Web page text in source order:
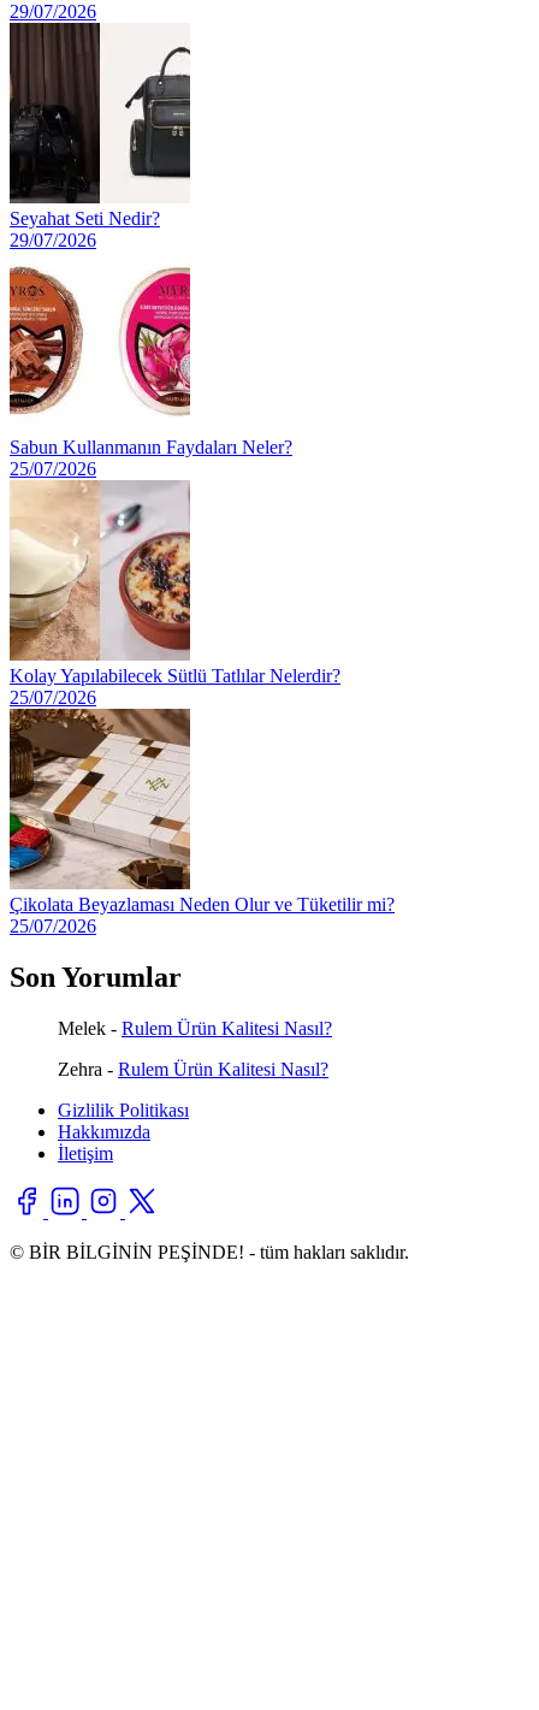
29/07/2026
Seyahat Seti Nedir?
29/07/2026
Sabun Kullanmanın Faydaları Neler?
25/07/2026
Kolay Yapılabilecek Sütlü Tatlılar Nelerdir?
25/07/2026
Çikolata Beyazlaması Neden Olur ve Tüketilir mi?
25/07/2026
Son Yorumlar
Melek - Rulem Ürün Kalitesi Nasıl?
Zehra - Rulem Ürün Kalitesi Nasıl?
Gizlilik Politikası
Hakkımızda
İletişim
© BİR BİLGİNİN PEŞİNDE! - tüm hakları saklıdır.